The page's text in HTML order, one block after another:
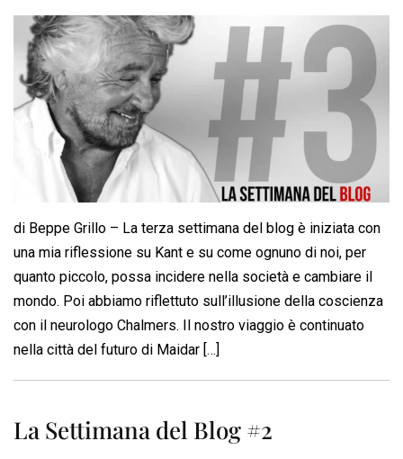
di Beppe Grillo – La terza settimana del blog è iniziata con
una mia riflessione su Kant e su come ognuno di noi, per
quanto piccolo, possa incidere nella società e cambiare il
mondo. Poi abbiamo riflettuto sull’illusione della coscienza
con il neurologo Chalmers. Il nostro viaggio è continuato
nella città del futuro di Maidar […]
La Settimana del Blog #2